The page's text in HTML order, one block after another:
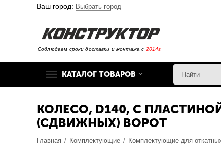
Ваш город: Выбрать город
Соблюдаем сроки доставки и монтажа с 2014г
КАТАЛОГ ТОВАРОВ
КОЛЕСО, D140, С
(СДВИЖНЫХ) ВОРОТ
Главная / Комплектующие / Комплектующие для